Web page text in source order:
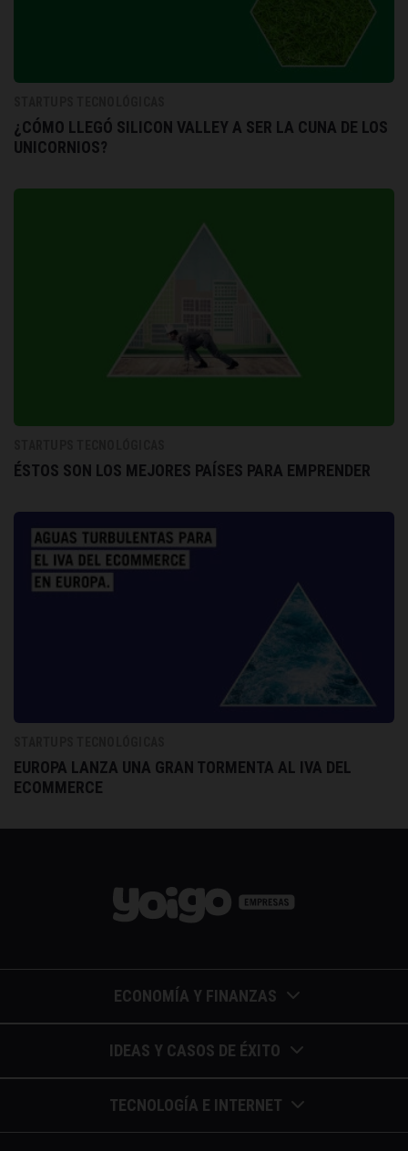
¿CÓMO LLEGÓ SILICON VALLEY A SER LA CUNA DE LOS
UNICORNIOS?
ÉSTOS SON LOS MEJORES PAÍSES PARA EMPRENDER
EUROPA LANZA UNA GRAN TORMENTA AL IVA DEL
ECOMMERCE
ECONOMÍA Y FINANZAS
Barómetros de sueldos
Economía colaborativa
IDEAS Y CASOS DE ÉXITO
Calendario de eventos
Casos de éxito
TECNOLOGÍA E INTERNET